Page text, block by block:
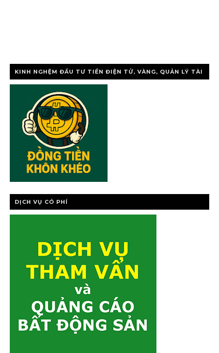
KINH NGHỆM ĐẦU TƯ TIỀN ĐIỆN TỬ, VÀNG, QUẢN LÝ TÀI
DỊCH VỤ CÓ PHÍ